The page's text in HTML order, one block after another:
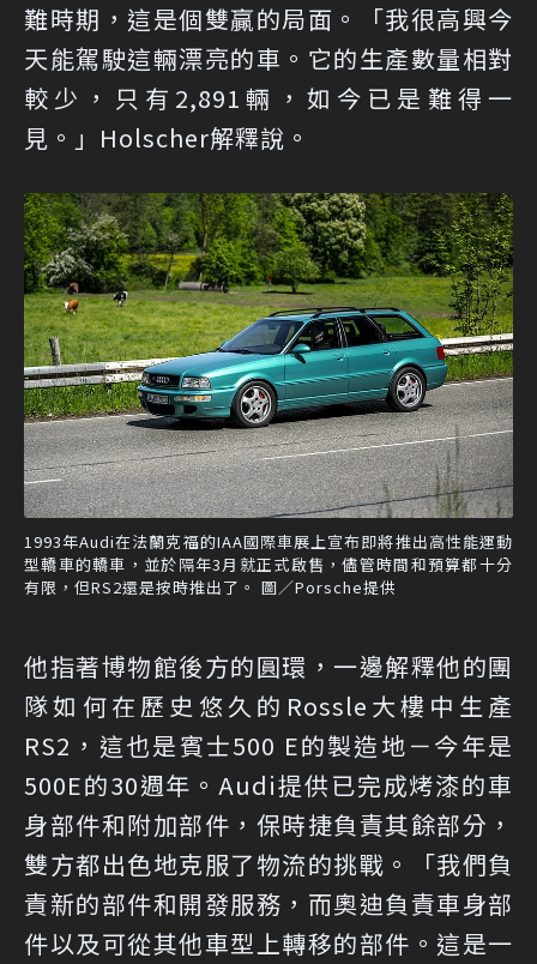
難時期，這是個雙贏的局面。「我很高興今
天能駕駛這輛漂亮的車。它的生產數量相對
較少，只有2,891輛，如今已是難得一
見。」Holscher解釋說。
1993年Audi在法蘭克福的IAA國際車展上宣布即將推出高性能運動
型轎車的轎車，並於隔年3月就正式啟售，儘管時間和預算都十分
有限，但RS2還是按時推出了。 圖／Porsche提供
他指著博物館後方的圓環，一邊解釋他的團
隊如何在歷史悠久的Rossle大樓中生產
RS2，這也是賓士500 E的製造地－今年是
500E的30週年。Audi提供已完成烤漆的車
身部件和附加部件，保時捷負責其餘部分，
雙方都出色地克服了物流的挑戰。「我們負
責新的部件和開發服務，而奧迪負責車身部
件以及可從其他車型上轉移的部件。這是一